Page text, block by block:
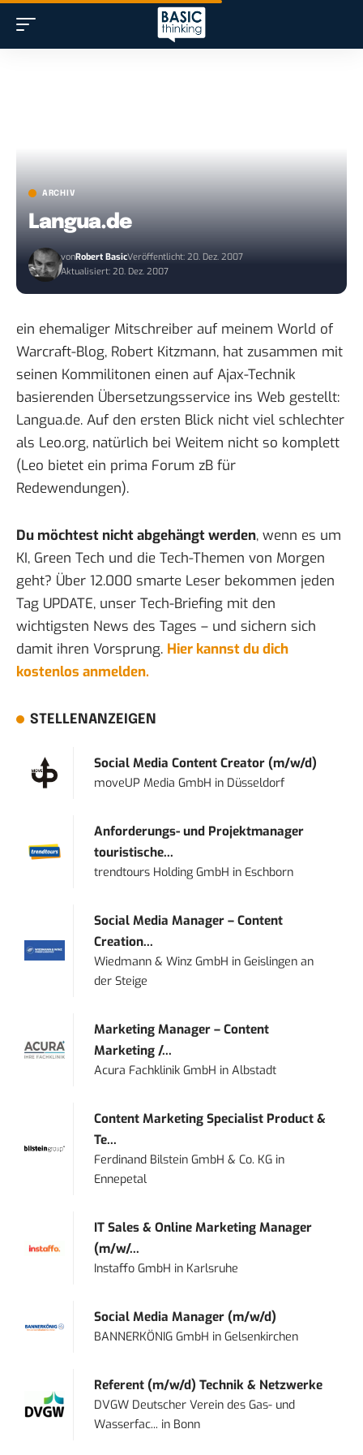
ARCHIV
Langua.de
vonRobert BasicVeröffentlicht: 20. Dez. 2007
Aktualisiert: 20. Dez. 2007
ein ehemaliger Mitschreiber auf meinem World of
Warcraft-Blog, Robert Kitzmann, hat zusammen mit
seinen Kommilitonen einen auf Ajax-Technik
basierenden Übersetzungsservice ins Web gestellt:
Langua.de. Auf den ersten Blick nicht viel schlechter
als Leo.org, natürlich bei Weitem nicht so komplett
(Leo bietet ein prima Forum zB für
Redewendungen).
Du möchtest nicht abgehängt werden, wenn es um
KI, Green Tech und die Tech-Themen von Morgen
geht? Über 12.000 smarte Leser bekommen jeden
Tag UPDATE, unser Tech-Briefing mit den
wichtigsten News des Tages – und sichern sich
damit ihren Vorsprung. Hier kannst du dich
kostenlos anmelden.
STELLENANZEIGEN
Social Media Content Creator (m/w/d)
moveUP Media GmbH in Düsseldorf
Anforderungs- und Projektmanager
touristische...
trendtours Holding GmbH in Eschborn
Social Media Manager – Content
Creation...
Wiedmann & Winz GmbH inGeislingen an
der Steige
Marketing Manager – Content
Marketing /...
Acura Fachklinik GmbH inAlbstadt
Content Marketing Specialist Product &
Te...
Ferdinand Bilstein GmbH & Co. KG in
Ennepetal
IT Sales & Online Marketing Manager
(m/w/...
Instaffo GmbH in Karlsruhe
Social Media Manager (m/w/d)
BANNERKÖNIG GmbH inGelsenkirchen
Referent (m/w/d) Technik & Netzwerke
DVGW Deutscher Verein des Gas- und
Wasserfac... in Bonn